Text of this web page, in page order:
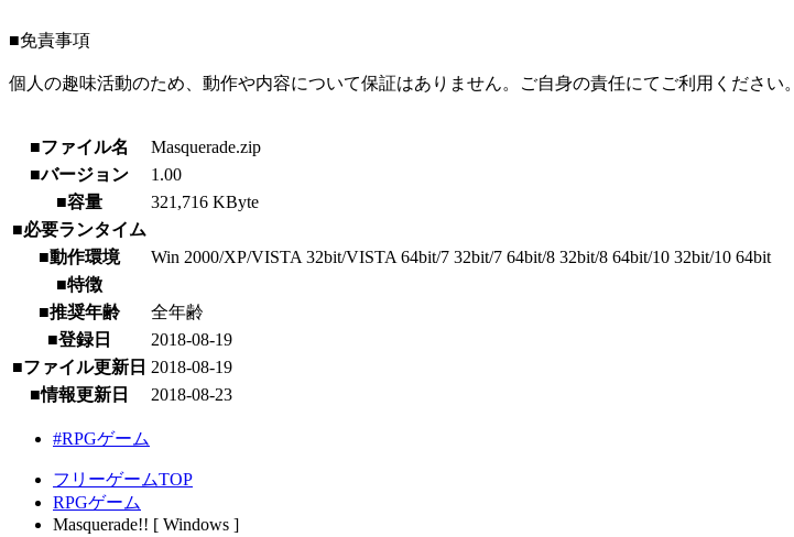
■免責事項
個人の趣味活動のため、動作や内容について保証はありません。ご自身の責任にてご利用ください。
■ファイル名
Masquerade.zip
■バージョン
1.00
■容量
321,716 KByte
■必要ランタイム
■動作環境
Win 2000/XP/VISTA 32bit/VISTA 64bit/7 32bit/7 64bit/8 32bit/8 64bit/10 32bit/10 64bit
■特徴
■推奨年齢
全年齢
■登録日
2018-08-19
■ファイル更新日 2018-08-19
■情報更新日
2018-08-23
#RPGゲーム
フリーゲームTOP
RPGゲーム
Masquerade!! [ Windows ]